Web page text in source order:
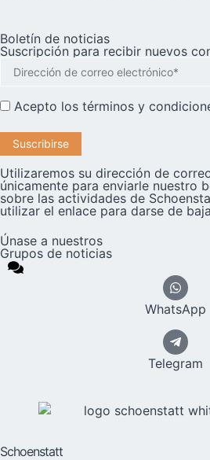
Boletín de noticias
Suscripción para recibir nuevos
Acepto los términos y
Utilizaremos su dirección de
únicamente para enviarle nuestro
sobre las actividades de
utilizar el enlace para darse de
Únase a nuestros
Grupos de noticias
WhatsApp
Telegram
Schoenstatt